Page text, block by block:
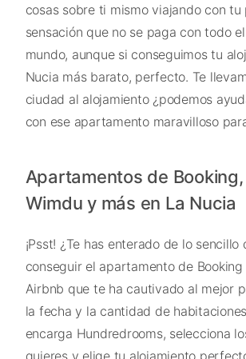
cosas sobre ti mismo viajando con tu
sensación que no se paga con todo
mundo, aunque si conseguimos tu
Nucia más barato, perfecto. Te
ciudad al alojamiento ¿podemos
con ese apartamento maravilloso
Apartamentos de
Wimdu y más en La Nucia
¡Psst! ¿Te has enterado de lo sencillo
conseguir el apartamento de
Airbnb que te ha cautivado al mejor
la fecha y la cantidad de
encarga Hundredrooms, selecciona
quieres y elige tu alojamiento